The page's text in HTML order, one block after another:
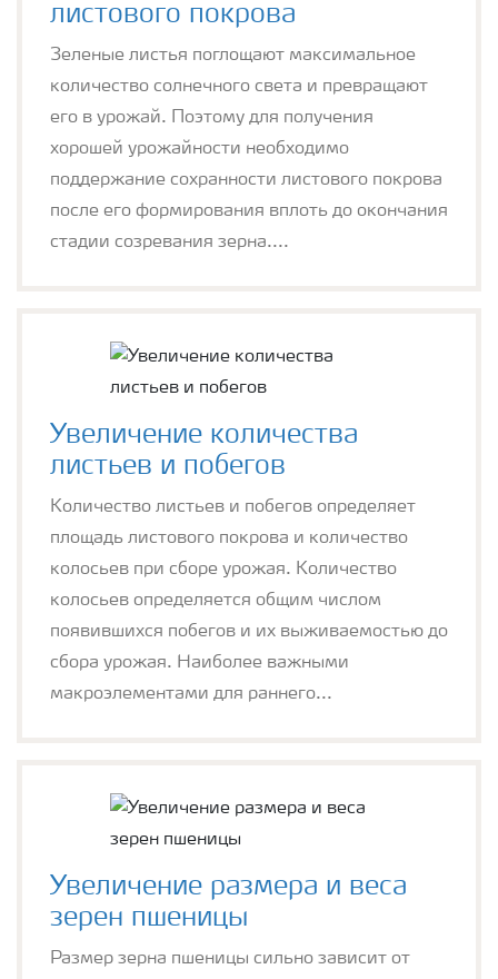
листового покрова
Зеленые листья поглощают максимальное
количество солнечного света и превращают
его в урожай. Поэтому для получения
хорошей урожайности необходимо
поддержание сохранности листового покрова
после его формирования вплоть до окончания
стадии созревания зерна....
Увеличение количества
листьев и побегов
Количество листьев и побегов определяет
площадь листового покрова и количество
колосьев при сборе урожая. Количество
колосьев определяется общим числом
появившихся побегов и их выживаемостью до
сбора урожая. Наиболее важными
макроэлементами для раннего...
Увеличение размера и веса
зерен пшеницы
Размер зерна пшеницы сильно зависит от